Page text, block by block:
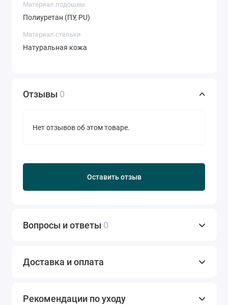
Материал подошвы
Полиуретан (ПУ, PU)
Материал стельки
Натуральная кожа
Отзывы 0
Нет отзывов об этом товаре.
Оставить отзыв
Вопросы и ответы 0
Доставка и оплата
Рекомендации по уходу